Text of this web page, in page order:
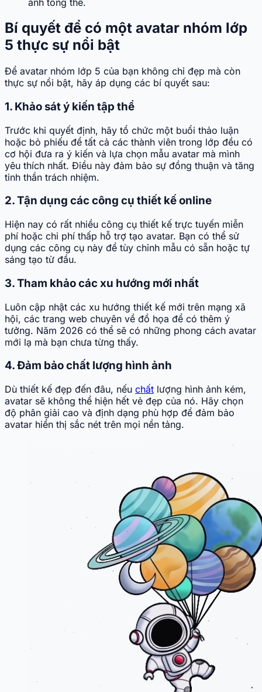
Bí quyết để có một avatar nhóm lớp
5 thực sự nổi bật
Để avatar nhóm lớp 5 của bạn không chỉ đẹp mà còn
thực sự nổi bật, hãy áp dụng các bí quyết sau:
1. Khảo sát ý kiến tập thể
Trước khi quyết định, hãy tổ chức một buổi thảo luận
hoặc bỏ phiếu để tất cả các thành viên trong lớp đều có
cơ hội đưa ra ý kiến và lựa chọn mẫu avatar mà mình
yêu thích nhất. Điều này đảm bảo sự đồng thuận và tăng
tinh thần trách nhiệm.
2. Tận dụng các công cụ thiết kế online
Hiện nay có rất nhiều công cụ thiết kế trực tuyến miễn
phí hoặc chi phí thấp hỗ trợ tạo avatar. Bạn có thể sử
dụng các công cụ này để tùy chỉnh mẫu có sẵn hoặc tự
sáng tạo từ đầu.
3. Tham khảo các xu hướng mới nhất
Luôn cập nhật các xu hướng thiết kế mới trên mạng xã
hội, các trang web chuyên về đồ họa để có thêm ý
tưởng. Năm 2026 có thể sẽ có những phong cách avatar
mới lạ mà bạn chưa từng thấy.
4. Đảm bảo chất lượng hình ảnh
Dù thiết kế đẹp đến đâu, nếu chất lượng hình ảnh kém,
avatar sẽ không thể hiện hết vẻ đẹp của nó. Hãy chọn
độ phân giải cao và định dạng phù hợp để đảm bảo
avatar hiển thị sắc nét trên mọi nền tảng.